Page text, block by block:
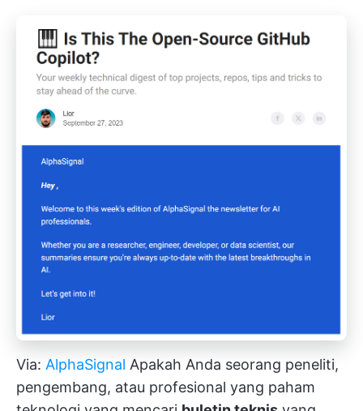
Via: AlphaSignal Apakah Anda seorang peneliti,
pengembang, atau profesional yang paham